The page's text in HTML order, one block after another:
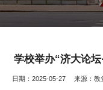
学校举办“济大论
日期：2025-05-27 来源：教